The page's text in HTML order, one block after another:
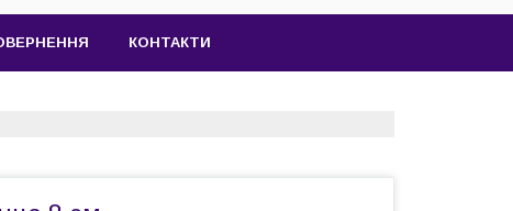
КОНТАКТИ